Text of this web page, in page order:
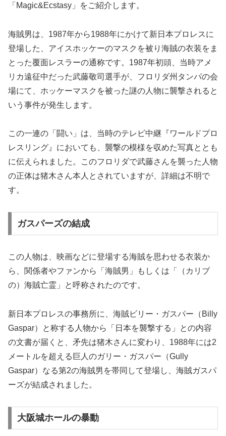
「Magic&Ecstasy」をご紹介します。
海賊男は、1987年から1988年にかけて新日本プロレスに
登場した、アイスホッケーのマスクを被り海賊の衣装をま
とった覆面レスラーの通称です。1987年初頭、当時アメ
リカ遠征中だった武藤敬司選手が、フロリダ州タンパの会
場にて、ホッケーマスクを被った謎の人物に襲撃されると
いう事件が発生します。
この一連の「闘い」は、当時のテレビ中継『ワールドプロ
レスリング』においても、襲撃の模様を収めた写真ととも
に伝えられました。このフロリダで武藤さんを襲った人物
の正体は猪木さん本人とされていますが、詳細は不明で
す。
ガスパーズの結成
この人物は、映画などに登場する海賊を思わせる衣装か
ら、関係者やファンから「海賊男」もしくは「（カリブ
の）海賊亡霊」と呼称されたのです。
新日本プロレスの事務所に、海賊ビリー・ガスパー（Billy
Gaspar）と称する人物から「日本を襲撃する」との内容
の文書が届くと、矛先は猪木さんに変わり、1988年には2
メートルを超える巨人のガリー・ガスパー（Gully
Gaspar）なる第2の海賊男を帯同して登場し、海賊ガスパ
ーズが結成されました。
大阪城ホールの暴動